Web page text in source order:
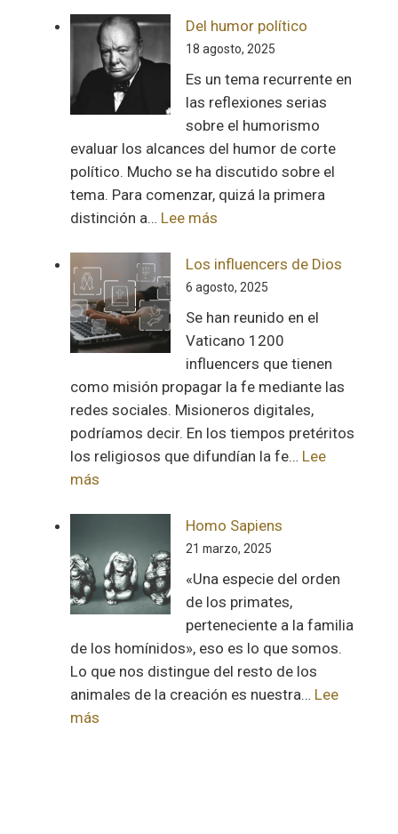
a
la
diáspora
venezolana
Del humor político
18 agosto, 2025
Es un tema recurrente en
las reflexiones serias
sobre el humorismo
evaluar los alcances del humor de corte
político. Mucho se ha discutido sobre el
tema. Para comenzar, quizá la primera
distinción a… Lee más:
humor
político
Los influencers de Dios
6 agosto, 2025
Se han reunido en el
Vaticano 1200
influencers que tienen
como misión propagar la fe mediante las
redes sociales. Misioneros digitales,
podríamos decir. En los tiempos pretéritos
los religiosos que difundían la fe… Lee
más:
de
Dios
Homo Sapiens
21 marzo, 2025
«Una especie del orden
de los primates,
perteneciente a la familia
de los homínidos», eso es lo que somos.
Lo que nos distingue del resto de los
animales de la creación es nuestra… Lee
más: